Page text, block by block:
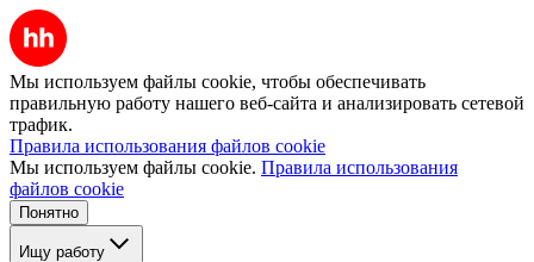
Мы используем файлы cookie, чтобы обеспечивать
правильную работу нашего веб-сайта и анализировать сетевой
трафик.
Правила использования файлов cookie
Мы используем файлы cookie. Правила использования
файлов cookie
Понятно
Ищу работу